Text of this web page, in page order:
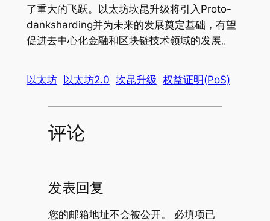
了重大的飞跃。以太坊坎昆升级将引入Proto-
danksharding并为未来的发展奠定基础，有望
促进去中心化金融和区块链技术领域的发展。
以太坊 以太坊2.0 坎昆升级 权益证明(PoS)
评论
发表回复
您的邮箱地址不会被公开。
必填项已